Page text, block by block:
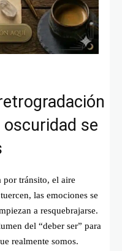
se
por tránsito, el aire
las emociones se
a resquebrajarse.
del “deber ser” para
realmente somos.